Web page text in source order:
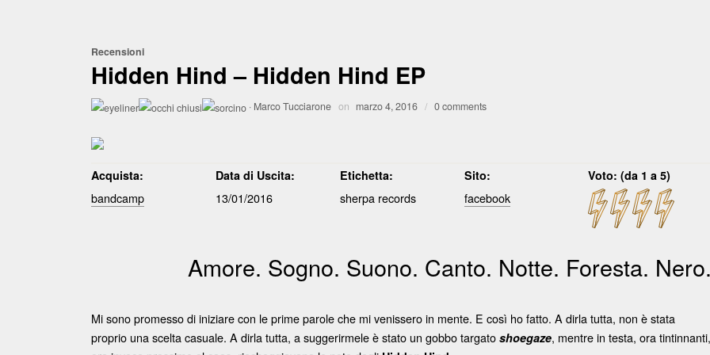
Recensioni
Hidden Hind – Hidden Hind EP
· Marco Tucciarone on marzo 4, 2016 / 0 comments
Acquista: Data di Uscita: Etichetta: Sito: Voto: (da 1 a 5)
bandcamp 13/01/2016 sherpa records facebook
Amore. Sogno. Suono. Canto. Notte. Foresta. Nero.
Mi sono promesso di iniziare con le prime parole che mi venissero in mente. E così ho fatto. A dirla tutta, non è stata
proprio una scelta casuale. A dirla tutta, a suggerirmele è stato un gobbo targato shoegaze, mentre in testa, ora tintinnanti,